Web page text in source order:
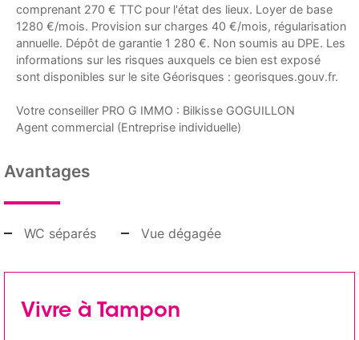
comprenant 270 € TTC pour l'état des lieux. Loyer de base
1280 €/mois. Provision sur charges 40 €/mois, régularisation
annuelle. Dépôt de garantie 1 280 €. Non soumis au DPE. Les
informations sur les risques auxquels ce bien est exposé
sont disponibles sur le site Géorisques : georisques.gouv.fr.
Votre conseiller PRO G IMMO : Bilkisse GOGUILLON
Agent commercial (Entreprise individuelle)
Avantages
WC séparés Vue dégagée
Vivre à Tampon